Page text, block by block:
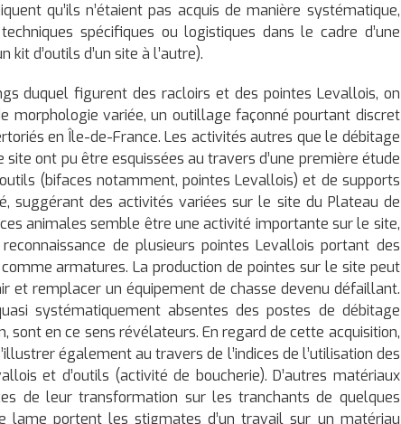
qu’ils n’étaient pas acquis de manière systématique,
spécifiques ou logistiques dans le cadre d’une
d’outils d’un site à l’autre).
duquel figurent des racloirs et des pointes Levallois, on
morphologie variée, un outillage façonné pourtant discret
en Île-de-France. Les activités autres que le débitage
ont pu être esquissées au travers d’une première étude
(bifaces notamment, pointes Levallois) et de supports
suggérant des activités variées sur le site du Plateau de
animales semble être une activité importante sur le site,
de plusieurs pointes Levallois portant des
armatures. La production de pointes sur le site peut
et remplacer un équipement de chasse devenu défaillant.
systématiquement absentes des postes de débitage
sont en ce sens révélateurs. En regard de cette acquisition,
également au travers de l’indices de l’utilisation des
et d’outils (activité de boucherie). D’autres matériaux
de leur transformation sur les tranchants de quelques
lame portent les stigmates d’un travail sur un matériau